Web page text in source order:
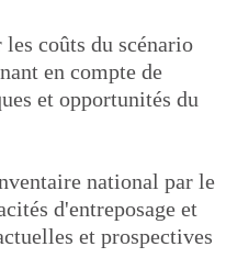
coûts du scénario
en compte de
et opportunités du
national par le
d'entreposage et
et prospectives